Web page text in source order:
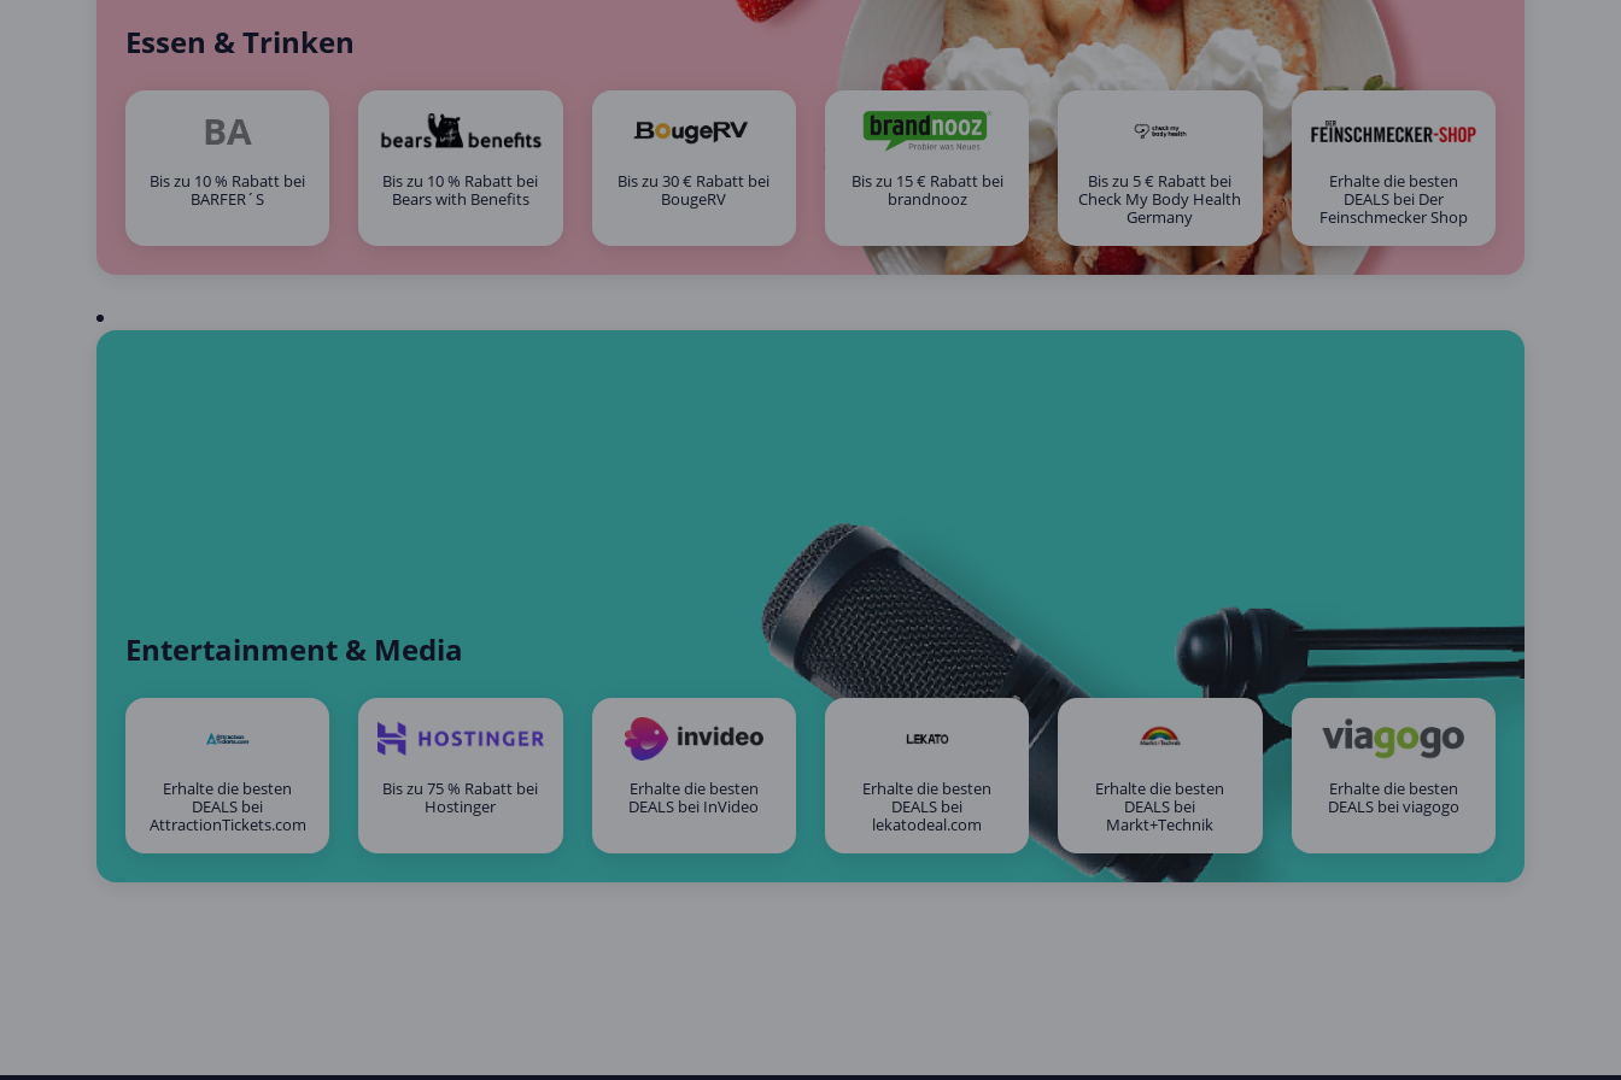
Essen & Trinken
BA
Bis zu 10 % Rabatt bei
BARFER´S
Bis zu 10 % Rabatt bei
Bears with Benefits
Bis zu 30 € Rabatt bei
BougeRV
Bis zu 15 € Rabatt bei
brandnooz
Bis zu 5 € Rabatt bei
Check My Body Health
Germany
Erhalte die besten
DEALS bei Der
Feinschmecker Shop
Entertainment & Media
Erhalte die besten
DEALS bei
AttractionTickets.com
Bis zu 75 % Rabatt bei
Hostinger
Erhalte die besten
DEALS bei InVideo
Erhalte die besten
DEALS bei
lekatodeal.com
Erhalte die besten
DEALS bei
Markt+Technik
Erhalte die besten
DEALS bei viagogo